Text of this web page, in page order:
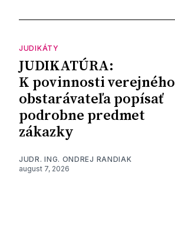
JUDIKÁTY
JUDIKATÚRA:
K povinnosti verejného
obstarávateľa popísať
podrobne predmet
zákazky
JUDR. ING. ONDREJ RANDIAK
august 7, 2026